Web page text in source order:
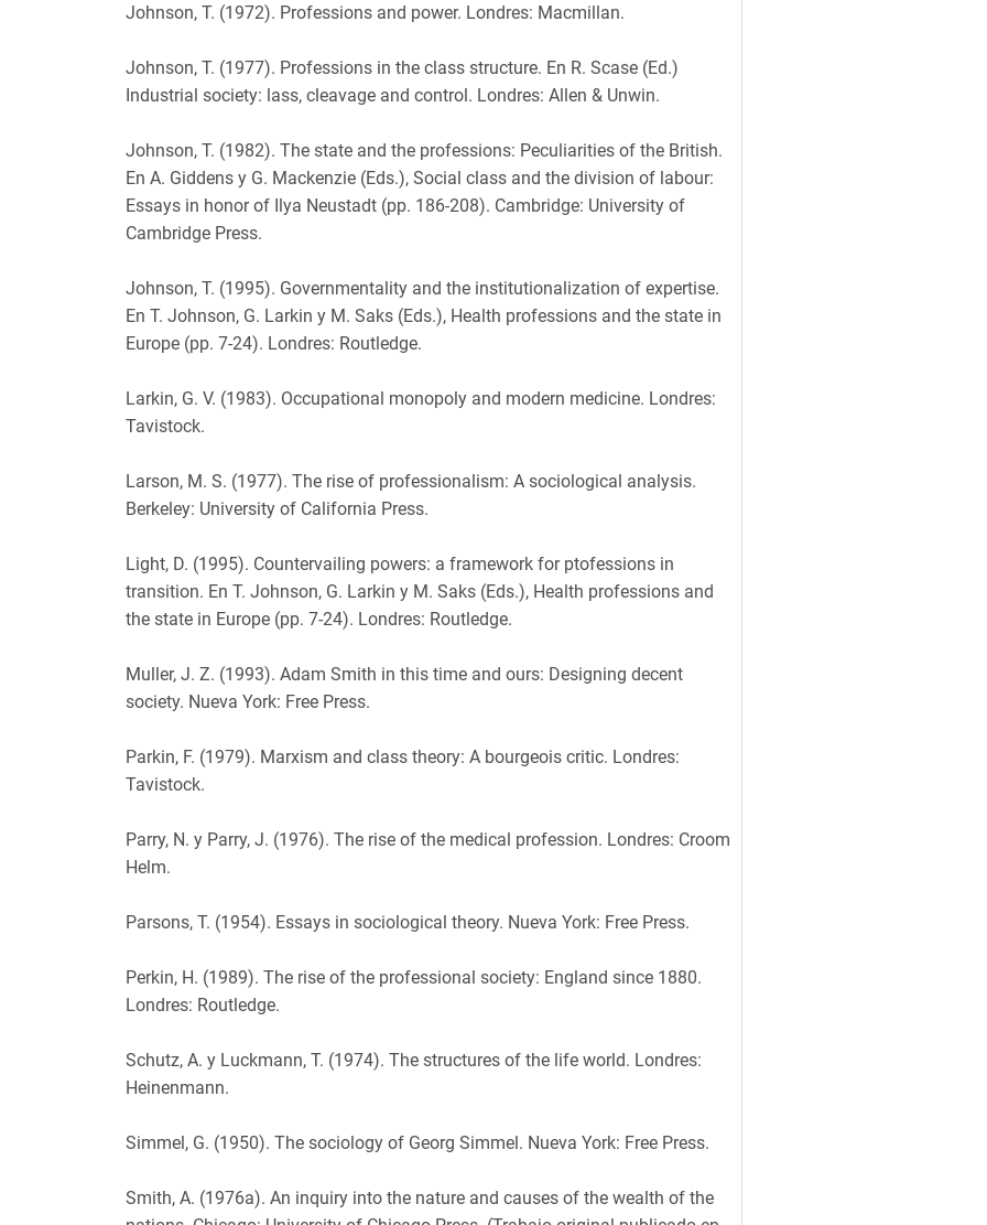
Johnson, T. (1972). Professions and power. Londres: Macmillan.
Johnson, T. (1977). Professions in the class structure. En R. Scase (Ed.)
Industrial society: lass, cleavage and control. Londres: Allen & Unwin.
Johnson, T. (1982). The state and the professions: Peculiarities of the British.
En A. Giddens y G. Mackenzie (Eds.), Social class and the division of labour:
Essays in honor of Ilya Neustadt (pp. 186-208). Cambridge: University of
Cambridge Press.
Johnson, T. (1995). Governmentality and the institutionalization of expertise.
En T. Johnson, G. Larkin y M. Saks (Eds.), Health professions and the state in
Europe (pp. 7-24). Londres: Routledge.
Larkin, G. V. (1983). Occupational monopoly and modern medicine. Londres:
Tavistock.
Larson, M. S. (1977). The rise of professionalism: A sociological analysis.
Berkeley: University of California Press.
Light, D. (1995). Countervailing powers: a framework for ptofessions in
transition. En T. Johnson, G. Larkin y M. Saks (Eds.), Health professions and
the state in Europe (pp. 7-24). Londres: Routledge.
Muller, J. Z. (1993). Adam Smith in this time and ours: Designing decent
society. Nueva York: Free Press.
Parkin, F. (1979). Marxism and class theory: A bourgeois critic. Londres:
Tavistock.
Parry, N. y Parry, J. (1976). The rise of the medical profession. Londres: Croom
Helm.
Parsons, T. (1954). Essays in sociological theory. Nueva York: Free Press.
Perkin, H. (1989). The rise of the professional society: England since 1880.
Londres: Routledge.
Schutz, A. y Luckmann, T. (1974). The structures of the life world. Londres:
Heinenmann.
Simmel, G. (1950). The sociology of Georg Simmel. Nueva York: Free Press.
Smith, A. (1976a). An inquiry into the nature and causes of the wealth of the